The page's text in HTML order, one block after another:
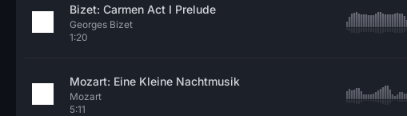
Bizet: Carmen Act I Prelude
Georges Bizet
1:20
Mozart: Eine Kleine Nachtmusik
Mozart
5:11